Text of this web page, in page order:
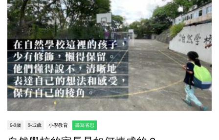
6-9歲 9-12歲 小學教育 書寫省思